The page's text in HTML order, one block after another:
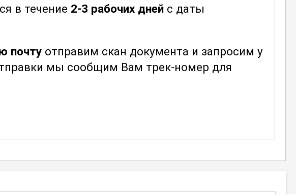
в течение 2-3 рабочих дней с даты
почту отправим скан документа и запросим у
мы сообщим Вам трек-номер для